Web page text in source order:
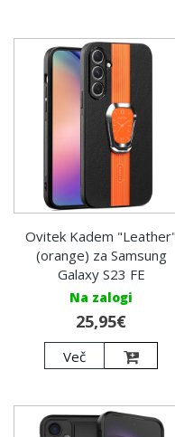
Ovitek Kadem "Leather"
(orange) za Samsung
Galaxy S23 FE
Na zalogi
25,95€
Več